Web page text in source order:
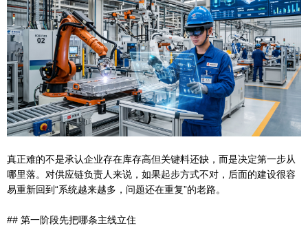
真正难的不是承认企业存在库存高但关键料还缺，而是决定第一步从
哪里落。对供应链负责人来说，如果起步方式不对，后面的建设很容
易重新回到“系统越来越多，问题还在重复”的老路。
## 第一阶段先把哪条主线立住